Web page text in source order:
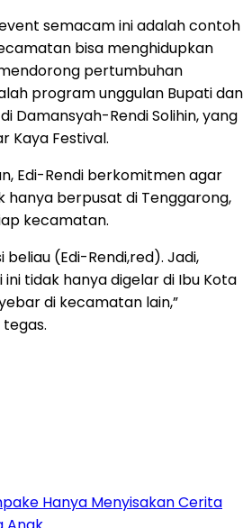
semacam ini adalah contoh
bisa menghidupkan
pertumbuhan
program unggulan Bupati dan
Damansyah-Rendi Solihin, yang
Kaya Festival.
Edi-Rendi berkomitmen agar
berpusat di Tenggarong,
kecamatan.
beliau (Edi-Rendi,red). Jadi,
tidak hanya digelar di Ibu Kota
di kecamatan lain,”
Hanya Menyisakan Cerita